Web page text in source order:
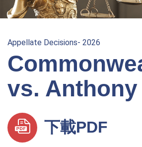
Appellate Decisions- 2026
vs.
下載PDF